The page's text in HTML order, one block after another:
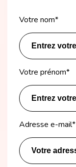
Votre nom*
Votre prénom*
Adresse e-mail*